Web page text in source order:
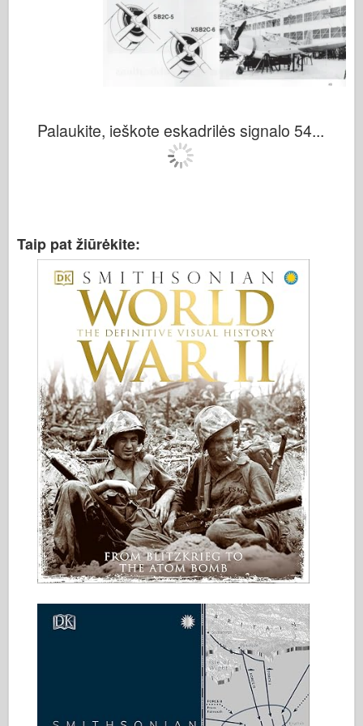
Palaukite, ieškote eskadrilės signalo 54...
Taip pat žiūrėkite: